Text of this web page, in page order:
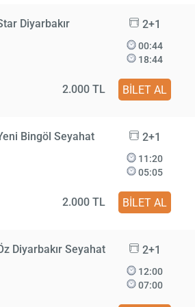
Diyarbakır 2+1
00:44
18:44
2.000 TL BİLET AL
Bingöl Seyahat 2+1
11:20
05:05
2.000 TL BİLET AL
Diyarbakır Seyahat 2+1
12:00
07:00